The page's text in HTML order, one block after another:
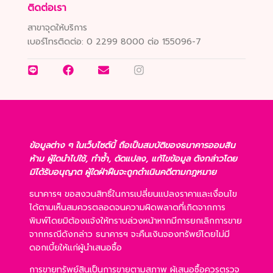
ติดต่อเรา
สาขาจุดให้บริการ
เบอร์โทรติดต่อ: 0 2299 8000 ต่อ 155096-7
ข้อมูลต่าง ๆ ในเว็บไซต์นี้ ถือเป็นสมบัติของธนาคารออมสิน
ห้าม ผู้ใดนำไปใช้, ทำซ้ำ, ดัดแปลง, แก้ไขข้อมูล ดังกล่าวโดย
มิได้รับอนุญาต ผู้ใดฝ่าฝืนจะถูกดำเนินคดีตามกฎหมาย
ธนาคารฯ ขอสงวนสิทธิ์ในการเปลี่ยนแปลงราคาและเงื่อนไข
ได้ตามเห็นสมควรตลอดจนความผิดพลาดที่เกิดจากการ
พิมพ์โดยมิต้องแจ้งให้ทราบล่วงหน้าหากมีการยกเลิกการขาย
จากกรณีดังกล่าว ธนาคารฯ จะคืนเงินจองทรัพย์โดยไม่มี
ดอกเบี้ยให้แก่ผู้นำเสนอซื้อ
การขายทรัพย์สินเป็นการขายตามสภาพ ผู้เสนอซื้อควรตรวจ